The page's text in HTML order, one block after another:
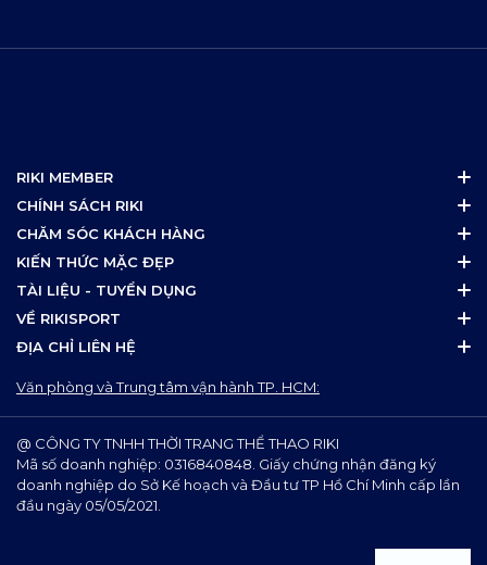
RIKI MEMBER
CHÍNH SÁCH RIKI
CHĂM SÓC KHÁCH HÀNG
KIẾN THỨC MẶC ĐẸP
TÀI LIỆU - TUYỂN DỤNG
VỀ RIKISPORT
ĐỊA CHỈ LIÊN HỆ
Văn phòng và Trung tâm vận hành TP. HCM:
@ CÔNG TY TNHH THỜI TRANG THỂ THAO RIKI
Mã số doanh nghiệp: 0316840848. Giấy chứng nhận đăng ký
doanh nghiệp do Sở Kế hoạch và Đầu tư TP Hồ Chí Minh cấp lần
đầu ngày 05/05/2021.